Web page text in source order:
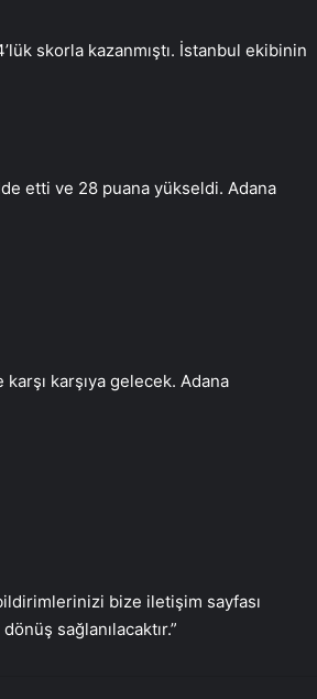
skorla kazanmıştı. İstanbul ekibinin
etti ve 28 puana yükseldi. Adana
karşıya gelecek. Adana
bize iletişim sayfası
sağlanılacaktır.”
kullanan restoran mühürlendi